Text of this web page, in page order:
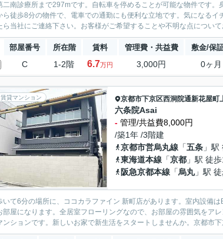
二南診療所まで297mです。自転車を停めることが可能な物件です
ら徒歩8分の物件で、電車での通勤にも便利な立地です。気になる
ら当社にご連絡下さい。お客様がご希望することや不明な点について
部屋番号 所在階 賃料 管理費・共益費 敷金/保
C 1-2階 6.7万円 3,000円 0ヶ月
賃貸マンション 京都市下京区西洞院通新花屋町
六条院Asai
- 管理/共益費8,000円
/築1年 /3階建
京都市営烏丸線 「五条 」
東海道本線 「京都 」駅 徒
阪急京都本線 「烏丸」駅
いて6分の場所に、ココカラファイン 新町店があります。室内設備
部屋になります。全居室フローリングなので、お部屋の雰囲気をア
ンションです。新しいお家で新生活をスタートしませんか。京都市